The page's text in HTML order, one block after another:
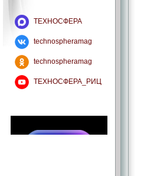
ТЕХНОСФЕРА
technospheramag
technospheramag
ТЕХНОСФЕРА_РИЦ